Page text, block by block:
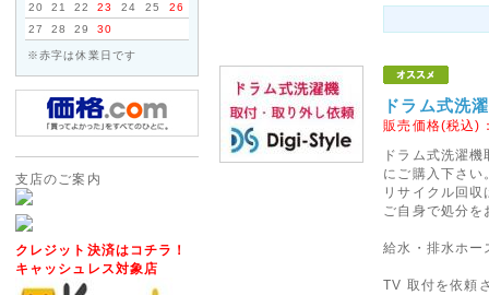
20
21 22 23 24 25
26
27
28 29 30
※赤字は休業日です
支店のご案内
クレジット決済はコチラ！
キャッシュレス対象店
お客様よりメールが届いてな
ておりますが、メールアドレス
と返信は届きませんのでご注意
自動返信メール・お問い合わ
ざいますが、メールアドレス
ドラム式洗
販売価格(税込)
ドラム式洗濯
にご購入下さい
リサイクル回
ご自身で処分を
給水・排水ホー
TV 取付を依頼